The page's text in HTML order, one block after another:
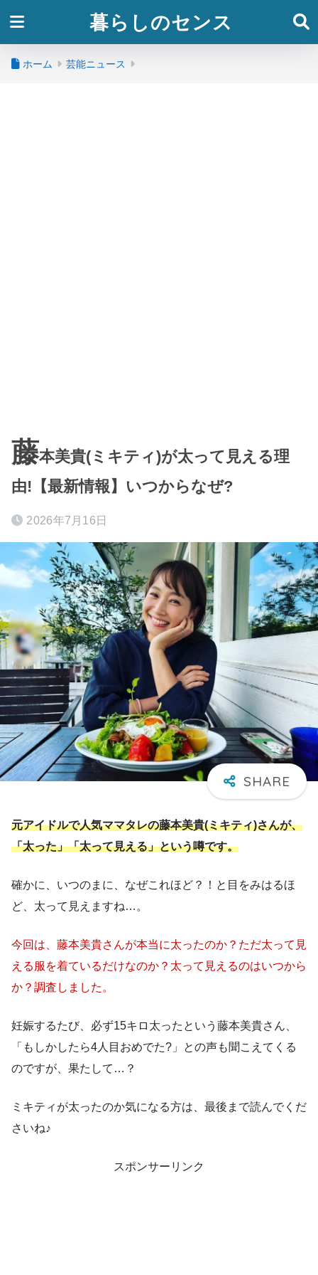
暮らしのセンス
ホーム 芸能ニュース
藤本美貴(ミキティ)が太って見える理
由!【最新情報】いつからなぜ?
2026年7月16日
元アイドルで人気ママタレの藤本美貴(ミキティ)さんが、
「太った」「太って見える」という噂です。
確かに、いつのまに、なぜこれほど？！と目をみはるほ
ど、太って見えますね…。
今回は、藤本美貴さんが本当に太ったのか？ただ太って見
える服を着ているだけなのか？太って見えるのはいつから
か？調査しました。
妊娠するたび、必ず15キロ太ったという藤本美貴さん、
「もしかしたら4人目おめでた?」との声も聞こえてくる
のですが、果たして…？
ミキティが太ったのか気になる方は、最後まで読んでくだ
さいね♪
スポンサーリンク